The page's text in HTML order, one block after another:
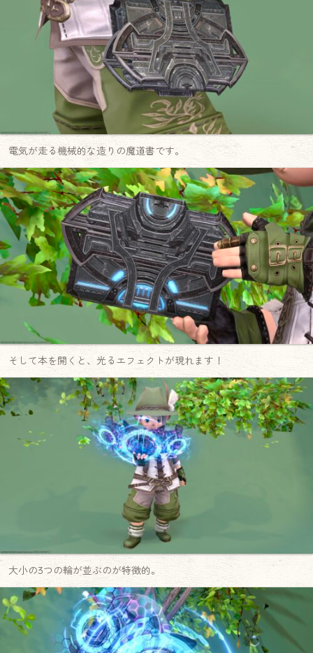
電気が走る機械的な造りの魔道書です。
そして本を開くと、光るエフェクトが現れます！
大小の3つの輪が並ぶのが特徴的。